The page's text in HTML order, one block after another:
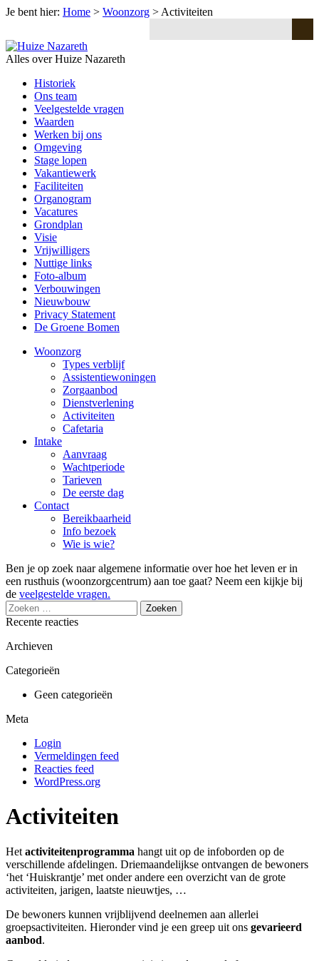
Je bent hier: Home > Woonzorg > Activiteiten
Alles over Huize Nazareth
Historiek
Ons team
Veelgestelde vragen
Waarden
Werken bij ons
Omgeving
Stage lopen
Vakantiewerk
Faciliteiten
Organogram
Vacatures
Grondplan
Visie
Vrijwilligers
Nuttige links
Foto-album
Verbouwingen
Nieuwbouw
Privacy Statement
De Groene Bomen
Woonzorg
Types verblijf
Assistentiewoningen
Zorgaanbod
Dienstverlening
Activiteiten
Cafetaria
Intake
Aanvraag
Wachtperiode
Tarieven
De eerste dag
Contact
Bereikbaarheid
Info bezoek
Wie is wie?
Ben je op zoek naar algemene informatie over hoe het leven er in
een rusthuis (woonzorgcentrum) aan toe gaat? Neem een kijkje bij
de veelgestelde vragen.
Zoeken
naar:
Recente reacties
Archieven
Categorieën
Geen categorieën
Meta
Login
Vermeldingen feed
Reacties feed
WordPress.org
Activiteiten
Het activiteitenprogramma hangt uit op de infoborden op de
verschillende afdelingen. Driemaandelijkse ontvangen de bewoners
‘het ‘Huiskrantje’ met onder andere een overzicht van de grote
activiteiten, jarigen, laatste nieuwtjes, …
De bewoners kunnen vrijblijvend deelnemen aan allerlei
groepsactiviteiten. Hieronder vind je een greep uit ons gevarieerd
aanbod.